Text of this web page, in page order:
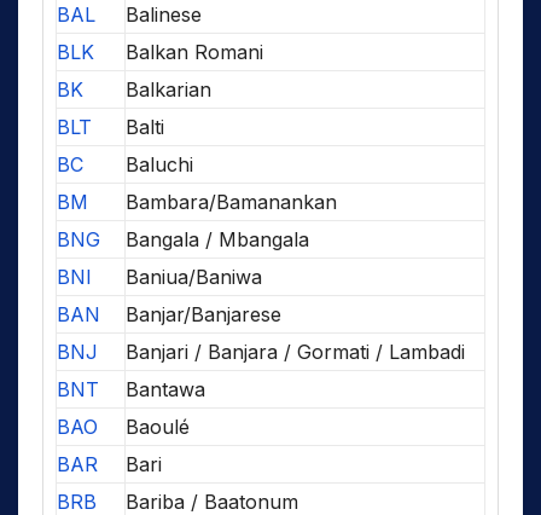
BAL
Balinese
BLK
Balkan Romani
BK
Balkarian
BLT
Balti
BC
Baluchi
BM
Bambara/Bamanankan
BNG
Bangala / Mbangala
BNI
Baniua/Baniwa
BAN
Banjar/Banjarese
BNJ
Banjari / Banjara / Gormati / Lambadi
BNT
Bantawa
BAO
Baoulé
BAR
Bari
BRB
Bariba / Baatonum